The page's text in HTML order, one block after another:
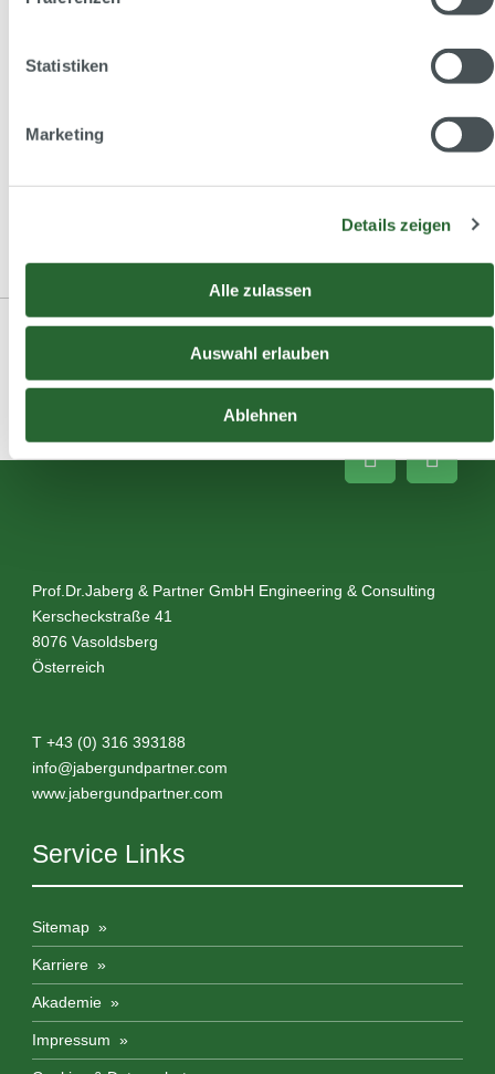
Statistiken
Marketing
Details zeigen
Alle zulassen
Auswahl erlauben
Ablehnen
Prof.Dr.Jaberg & Partner GmbH Engineering & Consulting
Kerscheckstraße 41
8076 Vasoldsberg
Österreich
T +43 (0) 316 393188
info@jabergundpartner.com
www.jabergundpartner.com
Service Links
Sitemap
Karriere
Akademie
Impressum